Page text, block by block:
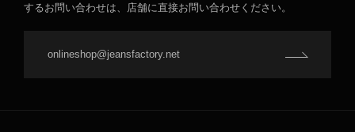
するお問い合わせは、店舗に直接お問い合わせください。
onlineshop@jeansfactory.net